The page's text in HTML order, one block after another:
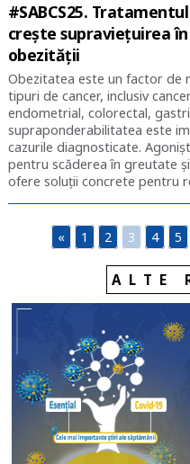
#SABCS25.
crește supraviețuirea
obezității
Obezitatea este un factor de
tipuri de cancer, inclusiv
endometrial, colorectal,
supraponderabilitatea este
cazurile diagnosticate.
pentru scăderea în greutate
ofere soluții concrete pentru
« 1 2 3 4 5
ALTE